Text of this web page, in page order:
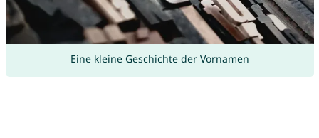
Eine kleine Geschichte der Vornamen